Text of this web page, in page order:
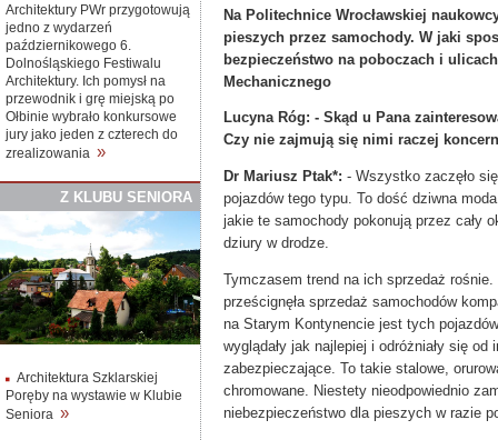
Architektury PWr przygotowują
jedno z wydarzeń
październikowego 6.
Dolnośląskiego Festiwalu
Architektury. Ich pomysł na
przewodnik i grę miejską po
Ołbinie wybrało konkursowe
jury jako jeden z czterech do
zrealizowania »
Z K LUBU S ENIORA
Architektura Szklarskiej
Poręby na wystawie w Klubie
Seniora »
Na Politechnice Wrocławskiej
pieszych przez samochody. W jaki
bezpieczeństwo na poboczach i
Mechanicznego
Lucyna Róg: - Skąd u Pana
Czy nie zajmują się nimi raczej
Dr Mariusz Ptak*: - Wszystko zaczęło
pojazdów tego typu. To dość dziwna
jakie te samochody pokonują przez cały
dziury w drodze.
Tymczasem trend na ich sprzedaż
prześcignęła sprzedaż samochodów
na Starym Kontynencie jest tych
wyglądały jak najlepiej i odróżniały się
zabezpieczające. To takie stalowe,
chromowane. Niestety nieodpowiednio
niebezpieczeństwo dla pieszych w razie